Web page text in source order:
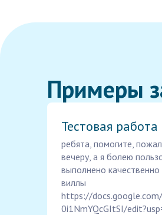
Примеры
Тестовая
ребята, помогите,
вечеру, а я болею
выполнено
виллы
https://
0i1NmYQcGItSI/